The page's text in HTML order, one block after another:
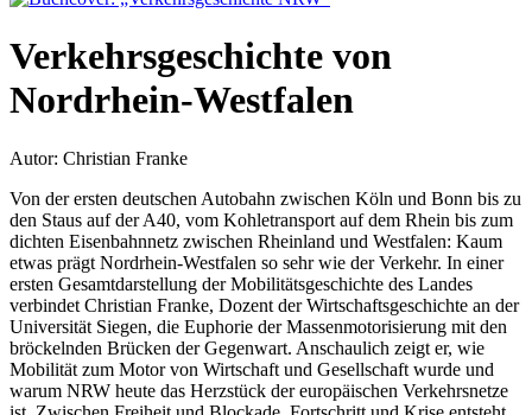
Verkehrsgeschichte von
Nordrhein-Westfalen
Autor: Christian Franke
Von der ersten deutschen Autobahn zwischen Köln und Bonn bis zu
den Staus auf der A40, vom Kohletransport auf dem Rhein bis zum
dichten Eisenbahnnetz zwischen Rheinland und Westfalen: Kaum
etwas prägt Nordrhein-Westfalen so sehr wie der Verkehr. In einer
ersten Gesamtdarstellung der Mobilitätsgeschichte des Landes
verbindet Christian Franke, Dozent der Wirtschaftsgeschichte an der
Universität Siegen, die Euphorie der Massenmotorisierung mit den
bröckelnden Brücken der Gegenwart. Anschaulich zeigt er, wie
Mobilität zum Motor von Wirtschaft und Gesellschaft wurde und
warum NRW heute das Herzstück der europäischen Verkehrsnetze